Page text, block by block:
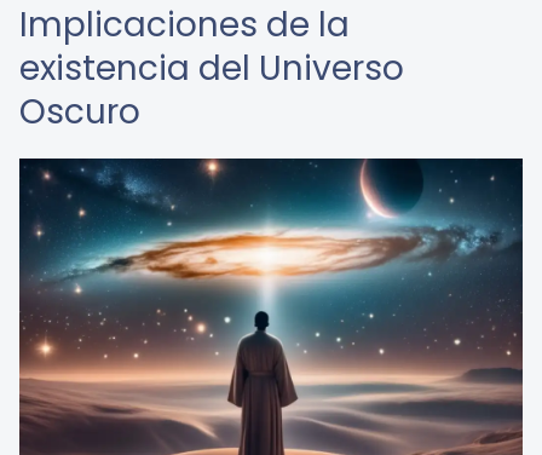
Implicaciones de la
existencia del Universo
Oscuro